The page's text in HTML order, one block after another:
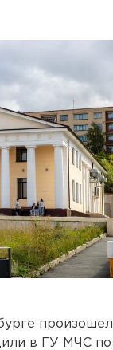
произошел
в ГУ МЧС по